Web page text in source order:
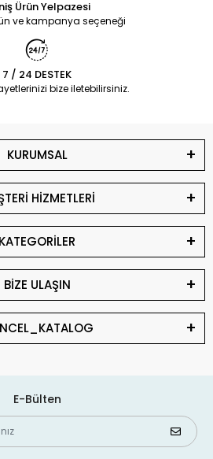
Ürün Yelpazesi
ve kampanya seçeneği
7 / 24 DESTEK
bize iletebilirsiniz.
KURUMSAL
HİZMETLERİ
KATEGORİLER
BİZE ULAŞIN
E-Bülten